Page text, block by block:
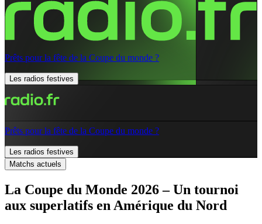
Prêts pour la fête de la Coupe du monde ?
Les radios festives
Prêts pour la fête de la Coupe du monde ?
Les radios festives
Matchs actuels
La Coupe du Monde 2026 – Un tournoi
aux superlatifs en Amérique du Nord